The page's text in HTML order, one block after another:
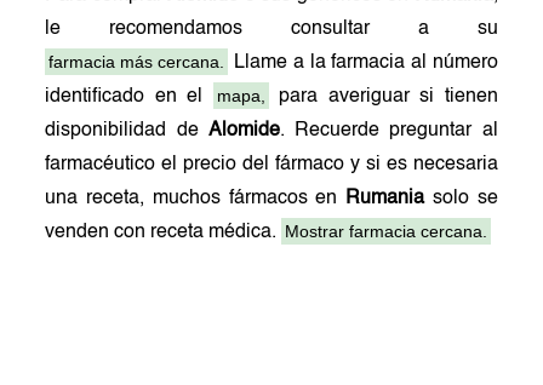
le recomendamos consultar a su
farmacia más cercana.
Llame a la farmacia al número
identificado en el
mapa,
para averiguar si tienen
disponibilidad de Alomide. Recuerde preguntar al
farmacéutico el precio del fármaco y si es necesaria
una receta, muchos fármacos en
Rumaniasolo se
venden con receta médica. Mostrar farmacia cercana.